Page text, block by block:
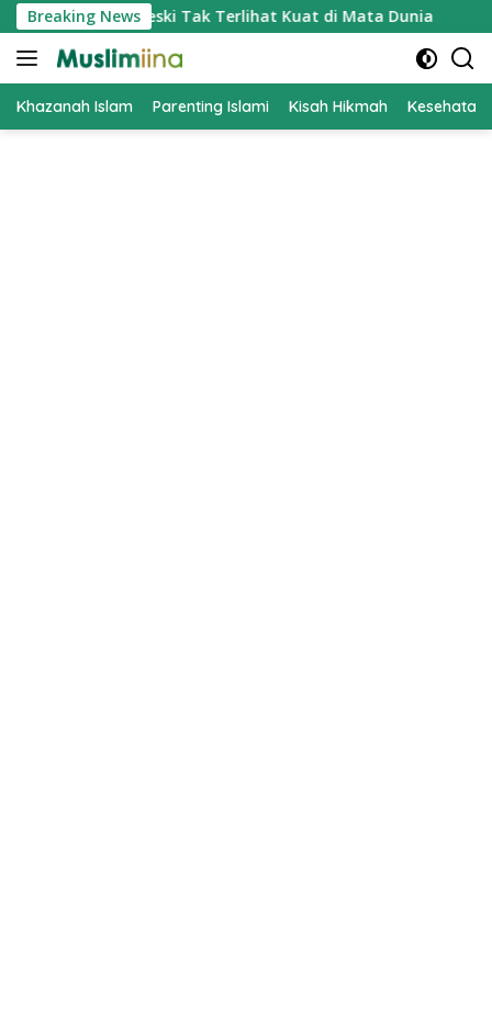
Skip
to
content
Breaking News
Bersabar Meski Tak Terlihat Kuat di Mata Dunia
Khazanah Islam Parenting Islami Kisah Hikmah Kesehatan